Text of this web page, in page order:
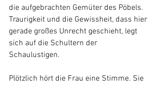
die aufgebrachten Gemüter des Pöbels.
Traurigkeit und die Gewissheit, dass hier
gerade großes Unrecht geschieht, legt
sich auf die Schultern der
Schaulustigen.
Plötzlich hört die Frau eine Stimme. Sie